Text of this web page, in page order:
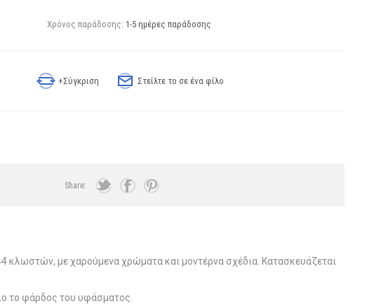
Χρόνος παράδοσης: 1-5 ημέρες παράδοσης
+Σύγκριση Στείλτε το σε ένα φίλο
Share:
με χαρούμενα χρώματα και μοντέρνα σχέδια. Κατασκευάζεται
το φάρδος του υφάσματος.